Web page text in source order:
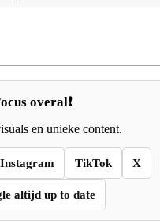
overal❗
en unieke content.
Instagram TikTok X
altijd up to date